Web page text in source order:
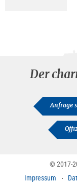
Der
Anfrage
© 2017-
Impressum